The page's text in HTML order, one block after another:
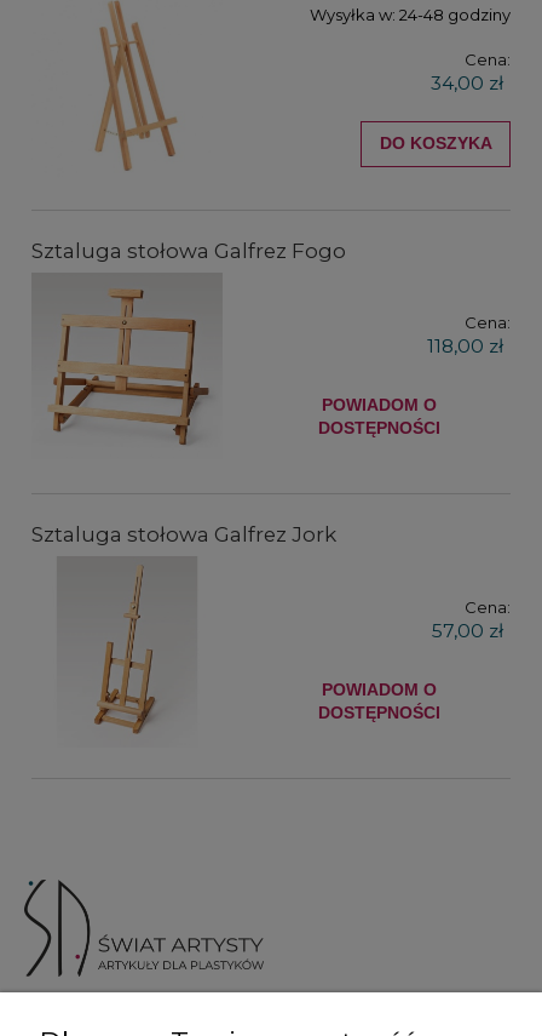
Wysyłka w: 24-48 godziny
Cena:
34,00 zł
DO KOSZYKA
Sztaluga stołowa Galfrez Fogo
Cena:
118,00 zł
POWIADOM O
DOSTĘPNOŚCI
Sztaluga stołowa Galfrez Jork
Cena:
57,00 zł
POWIADOM O
DOSTĘPNOŚCI